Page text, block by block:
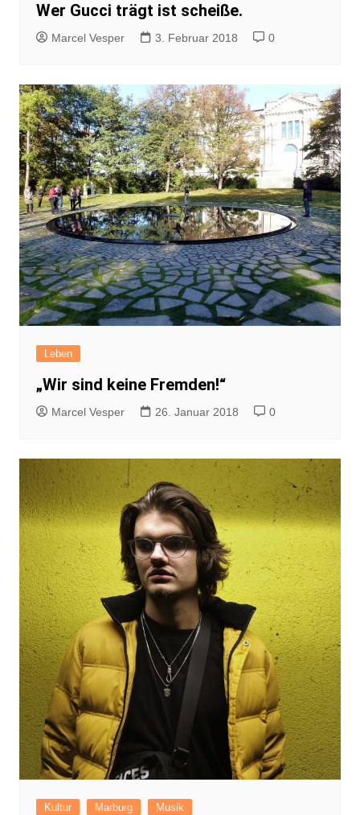
Wer Gucci trägt ist scheiße.
Marcel Vesper 3. Februar 2018 0
Leben
„Wir sind keine Fremden!“
Marcel Vesper 26. Januar 2018 0
Kultur Marburg Musik